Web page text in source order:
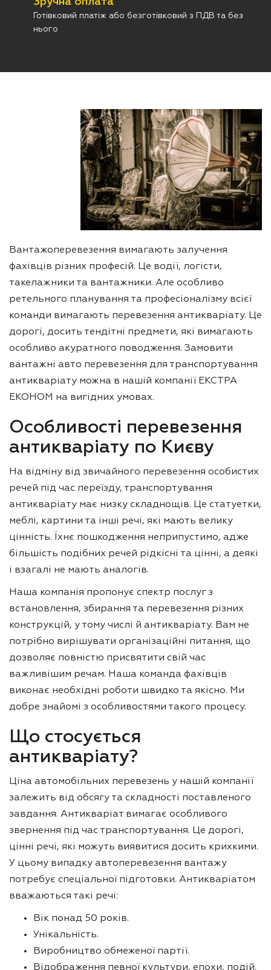
Готівковий платіж або безготівковий з ПДВ та без
нього
Вантажоперевезення вимагають залучення
фахівців різних професій. Це водії, логісти,
такелажники та вантажники. Але особливо
ретельного планування та професіоналізму всієї
команди вимагають перевезення антикваріату. Це
дорогі, досить тендітні предмети, які вимагають
особливо акуратного поводження. Замовити
вантажні авто перевезення для транспортування
антикваріату можна в нашій компанії ЕКСТРА
ЕКОНОМ на вигідних умовах.
Особливості перевезення
антикваріату по Києву
На відміну від звичайного перевезення особистих
речей під час переїзду, транспортування
антикваріату має низку складнощів. Це статуетки,
меблі, картини та інші речі, які мають велику
цінність. Їхнє пошкодження неприпустимо, адже
більшість подібних речей рідкісні та цінні, а деякі
і взагалі не мають аналогів.
Наша компанія пропонує спектр послуг з
встановлення, збирання та перевезення різних
конструкцій, у тому числі й антикваріату. Вам не
потрібно вирішувати організаційні питання, що
дозволяє повністю присвятити свій час
важливішим речам. Наша команда фахівців
виконає необхідні роботи швидко та якісно. Ми
добре знайомі з особливостями такого процесу.
Що стосується
антикваріату?
Ціна автомобільних перевезень у нашій компанії
залежить від обсягу та складності поставленого
завдання. Антикваріат вимагає особливого
звернення під час транспортування. Це дорогі,
цінні речі, які можуть виявитися досить крихкими.
У цьому випадку автоперевезення вантажу
потребує спеціальної підготовки. Антикваріатом
вважаються такі речі:
Вік понад 50 років.
Унікальність.
Виробництво обмеженої партії.
Відображення певної культури, епохи, подій.